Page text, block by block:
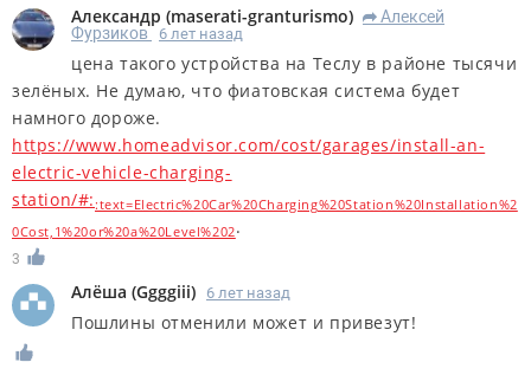
Александр (maserati-granturismo) R Алексей
Фурзиков
6 лет назад
цена такого устройства на Теслу в районе тысячи
зелёных. Не думаю, что фиатовская система будет
намного дороже.
https://www.homeadvisor.com/cost/garages/install-an-
electric-vehicle-charging-
station/#: :text=Electric%20Car%20Charging%20Station%20Installation%2
0Cost,1%20or%20a%20Level%202.
3
Алёша (Ggggiii) 6 лет назад
Пошлины отменили может и привезут!